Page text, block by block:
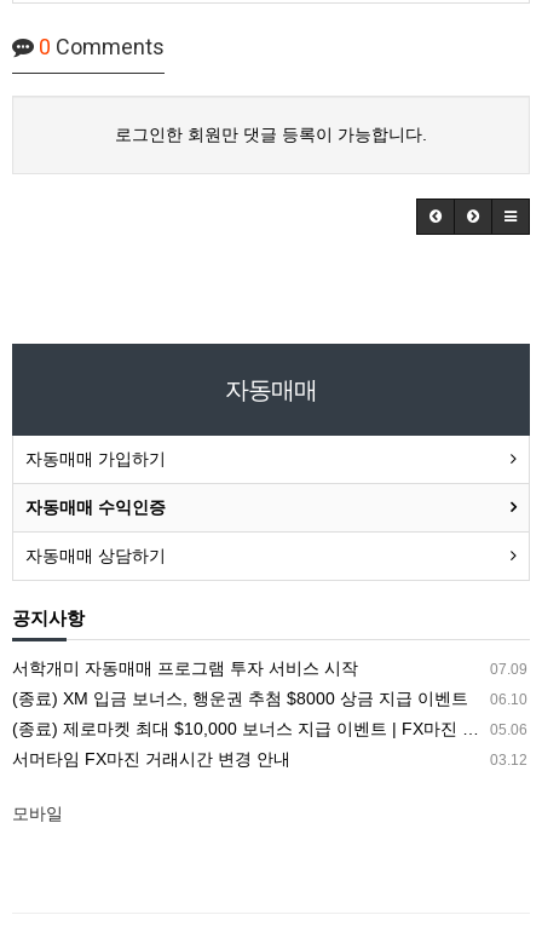
0 Comments
로그인한 회원만 댓글 등록이 가능합니다.
자동매매
자동매매 가입하기
자동매매 수익인증
자동매매 상담하기
공지사항
07.09
서학개미 자동매매 프로그램 투자 서비스 시작
06.10
(종료) XM 입금 보너스, 행운권 추첨 $8000 상금 지급 이벤트
05.06
(종료) 제로마켓 최대 $10,000 보너스 지급 이벤트 | FX마진 해외거래소 ZEROMARKETS
03.12
서머타임 FX마진 거래시간 변경 안내
모바일